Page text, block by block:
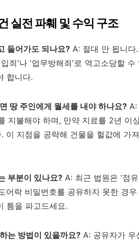
실전 파훼 및 수익 구조
들어가도 되나요? A: 절대 안 됩니다
죄'나 '업무방해죄'로 역고소당할 수
합니다.
땅 주인에게 월세를 내야 하나요? A:
지불해야 하며, 만약 지료를 2년 이
이 지점을 공략해 건물을 헐값에 가
부분이 있나요? A: 최근 법원은 '점
어락 비밀번호를 공유하지 못한 경
틈을 파고드세요.
는 방법이 있을까요? A: 공유자가 우